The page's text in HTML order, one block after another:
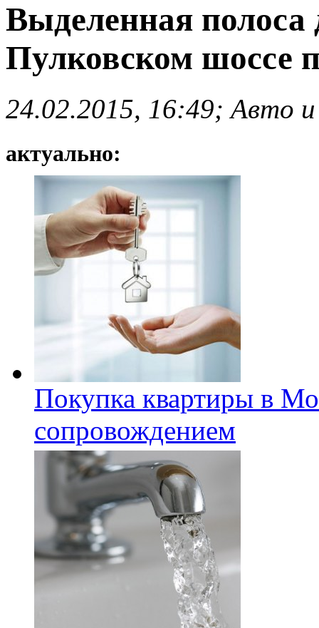
Выделенная полоса
Пулковском шоссе
24.02.2015, 16:49; Авто и
актуально:
Покупка квартиры в
сопровождением